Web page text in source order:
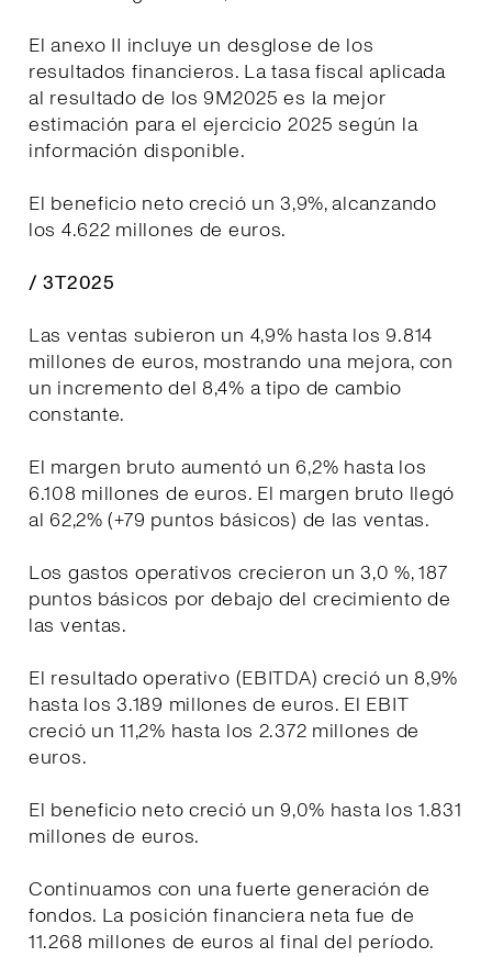
El anexo II incluye un desglose de los
resultados financieros. La tasa fiscal aplicada
al resultado de los 9M2025 es la mejor
estimación para el ejercicio 2025 según la
información disponible.
El beneficio neto creció un 3,9%, alcanzando
los 4.622 millones de euros.
/ 3T2025
Las ventas subieron un 4,9% hasta los 9.814
millones de euros, mostrando una mejora, con
un incremento del 8,4% a tipo de cambio
constante.
El margen bruto aumentó un 6,2% hasta los
6.108 millones de euros. El margen bruto llegó
al 62,2% (+79 puntos básicos) de las ventas.
Los gastos operativos crecieron un 3,0 %, 187
puntos básicos por debajo del crecimiento de
las ventas.
El resultado operativo (EBITDA) creció un 8,9%
hasta los 3.189 millones de euros. El EBIT
creció un 11,2% hasta los 2.372 millones de
euros.
El beneficio neto creció un 9,0% hasta los 1.831
millones de euros.
Continuamos con una fuerte generación de
fondos. La posición financiera neta fue de
11.268 millones de euros al final del período.